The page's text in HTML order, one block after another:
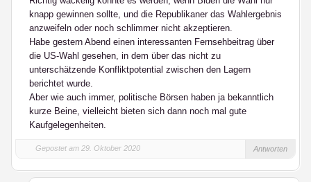
knapp gewinnen sollte, und die Republikaner das Wahlergebnis
anzweifeln oder noch schlimmer nicht akzeptieren.
Habe gestern Abend einen interessanten Fernsehbeitrag über
die US-Wahl gesehen, in dem über das nicht zu
unterschätzende Konfliktpotential zwischen den Lagern
berichtet wurde.
Aber wie auch immer, politische Börsen haben ja bekanntlich
kurze Beine, vielleicht bieten sich dann noch mal gute
Kaufgelegenheiten.
Gepostet am 29. Oktober 2020 Antworten